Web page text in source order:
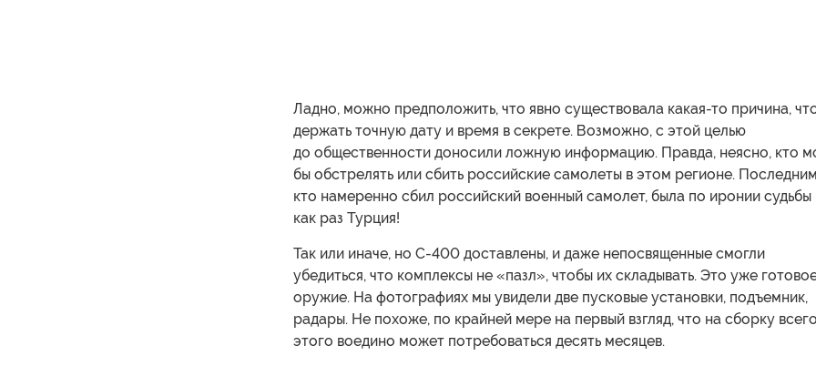
Ладно, можно предположить, что явно существовала какая-то причина,
держать точную дату и время в секрете. Возможно, с этой целью
до общественности доносили ложную информацию. Правда, неясно, кто
бы обстрелять или сбить российские самолеты в этом регионе.
кто намеренно сбил российский военный самолет, была по иронии судьбы
как раз Турция!
Так или иначе, но С-400 доставлены, и даже непосвященные смогли
убедиться, что комплексы не «пазл», чтобы их складывать. Это уже
оружие. На фотографиях мы увидели две пусковые установки, подъемник,
радары. Не похоже, по крайней мере на первый взгляд, что на сборку всего
этого воедино может потребоваться десять месяцев.